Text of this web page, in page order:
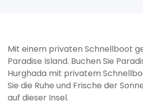
Mit einem privaten Schnellboot
Paradise Island. Buchen Sie
Hurghada mit privatem
Sie die Ruhe und Frische der
auf dieser Insel.